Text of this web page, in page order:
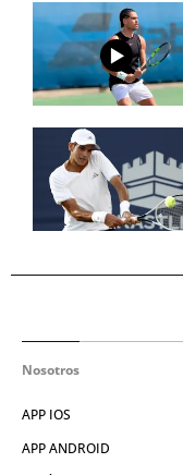
Nosotros
APP IOS
APP ANDROID